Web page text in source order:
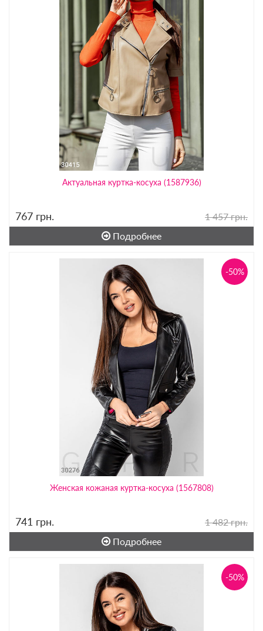
Актуальная куртка-косуха (1587936)
767 грн.
1 457 грн.
Подробнее
Женская кожаная куртка-косуха (1567808)
-50%
741 грн.
1 482 грн.
Подробнее
-50%